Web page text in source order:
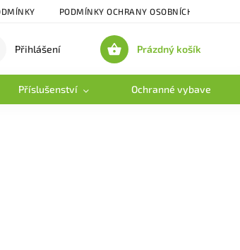
PODMÍNKY OCHRANY OSOBNÍCH ÚDAJŮ
Nákupní
Prázdný košík
Přihlášení
Příslušenství Ochranné vybavení